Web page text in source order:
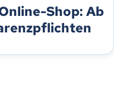
Shop: Ab